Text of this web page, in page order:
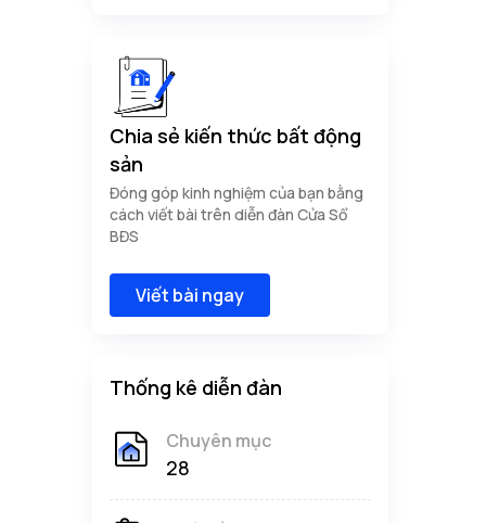
Chia sẻ kiến thức bất động
sản
Đóng góp kinh nghiệm của bạn bằng
cách viết bài trên diễn đàn Cửa Sổ
BĐS
Viết bài ngay
Thống kê diễn đàn
Chuyên mục
28